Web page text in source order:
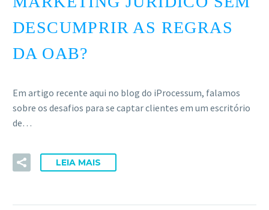
DESCUMPRIR AS REGRAS
DA OAB?
Em artigo recente aqui no blog do iProcessum, falamos
sobre os desafios para se captar clientes em um escritório
de…
LEIA MAIS